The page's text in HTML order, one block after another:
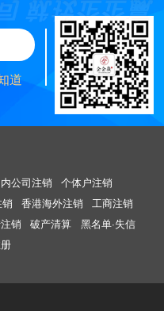
开展与清算无关的经营活
定清偿前，不得分配给股
、编制资产负债表和财产清
清偿债务的，应当依法向人民
产后，清算组应当将清算事
组应当制作清算报告，报股
院确认，并报送公司登记机
告公司终止
道
公司注销
个体户注销
香港海外注销
工商注销
销 破产清算 黑名单·失信